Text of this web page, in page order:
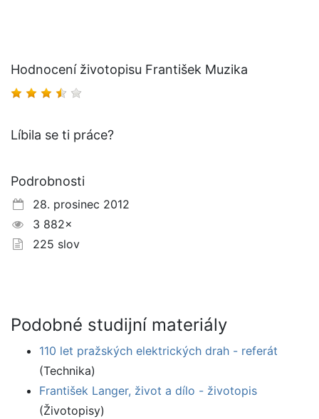
Hodnocení životopisu František Muzika
Líbila se ti práce?
Podrobnosti
28. prosinec 2012
3 882×
225 slov
Podobné studijní materiály
110 let pražských elektrických drah - referát
(Technika)
František Langer, život a dílo - životopis
(Životopisy)